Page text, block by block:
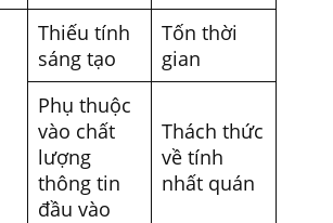
Thiếu tính
sáng tạo
Tốn thời
gian
Phụ thuộc
vào chất
lượng
thông tin
đầu vào
Thách thức
về tính
nhất quán